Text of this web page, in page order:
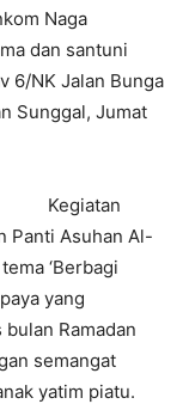
Naga
dan santuni
6/NK Jalan Bunga
Sunggal, Jumat
Kegiatan
Panti Asuhan Al-
‘Berbagi
yang
Ramadan
semangat
yatim piatu.